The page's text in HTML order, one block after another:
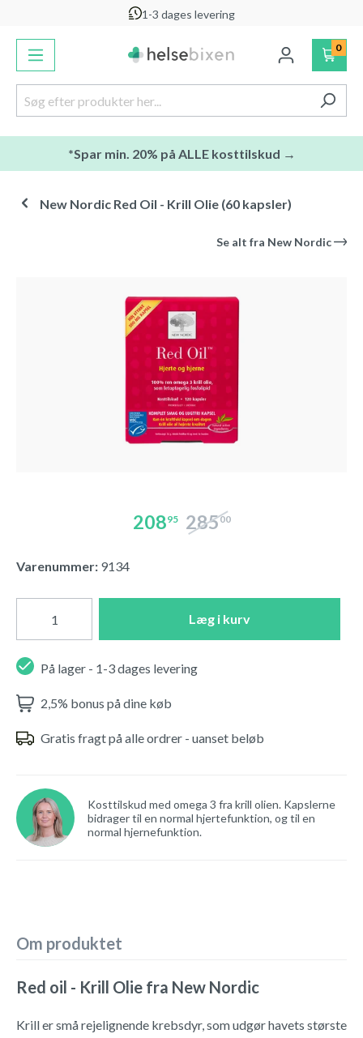
1-3 dages levering
0
*Spar min. 20% på ALLE kosttilskud →
New Nordic Red Oil - Krill Olie (60 kapsler)
Se alt fra New Nordic
20895 28500
Varenummer: 9134
Læg i kurv
På lager - 1-3 dages levering
2,5% bonus på dine køb
Gratis fragt på alle ordrer - uanset beløb
Kosttilskud med omega 3 fra krill olien. Kapslerne
bidrager til en normal hjertefunktion, og til en
normal hjernefunktion.
Om produktet
Red oil - Krill Olie fra New Nordic
Krill er små rejelignende krebsdyr, som udgør havets største